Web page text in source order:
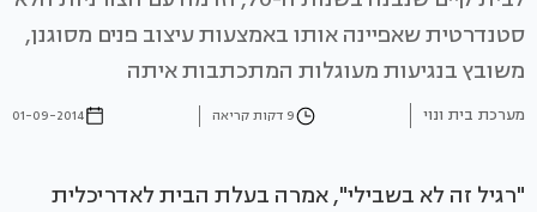
סטנדרטית שאפיינה אותו באמצעות עיצוב פנים מסוגנן,
משובץ בנגיעות מעוגלות המתכתבות איתה
מערכת בית ונוי 9 דקות קריאה 01-09-2014
"רגיל זה לא בשבילי", אמרה בעלת הבית לאדריכלית